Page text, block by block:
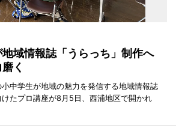
域情報誌「うらっち」制作へ
く
中学生が地域の魅力を発信する地域情報誌
けたプロ講座が8月5日、西浦地区で開かれ